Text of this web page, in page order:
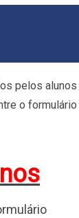
pelos alunos
o formulário